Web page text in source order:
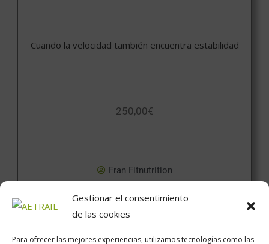
Gestionar el consentimiento
de las cookies
Para ofrecer las mejores experiencias, utilizamos tecnologías como las
Cuando la velocidad también encuentra estabilidad
250,00€
Fran Fitnutrition